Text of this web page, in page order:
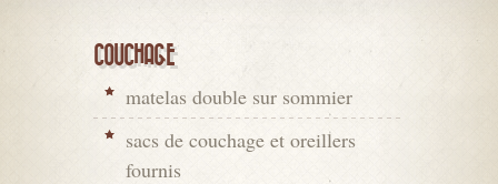
COUCHAGE
matelas double sur sommier
sacs de couchage et oreillers
fournis